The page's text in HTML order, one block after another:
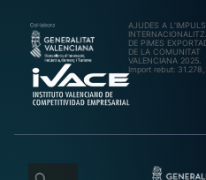
AJUDES A
DE PIMES
DE LA COMUNITAT
VALENCIANA 2025.
Import rebut: